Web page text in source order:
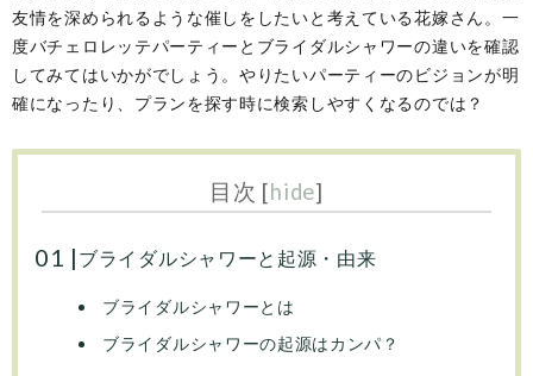
友情を深められるような催しをしたいと考えている花嫁さん。一
度バチェロレッテパーティーとブライダルシャワーの違いを確認
してみてはいかがでしょう。やりたいパーティーのビジョンが明
確になったり、プランを探す時に検索しやすくなるのでは？
目次 [hide]
ブライダルシャワーと起源・由来
ブライダルシャワーとは
ブライダルシャワーの起源はカンパ？